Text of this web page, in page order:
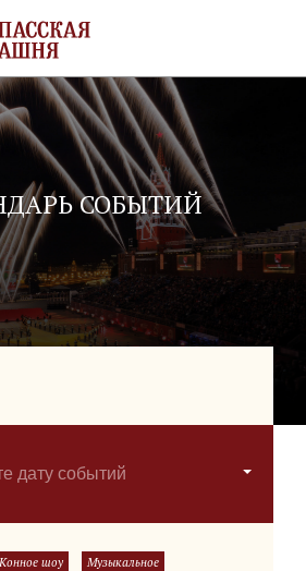
СОБЫТИЙ
дату событий
Конное шоу Музыкальное